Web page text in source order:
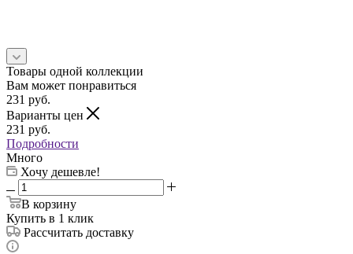
Товары одной коллекции
Вам может понравиться
231 руб.
Варианты цен
231 руб.
Подробности
Много
Хочу дешевле!
В корзину
Купить в 1 клик
Рассчитать доставку